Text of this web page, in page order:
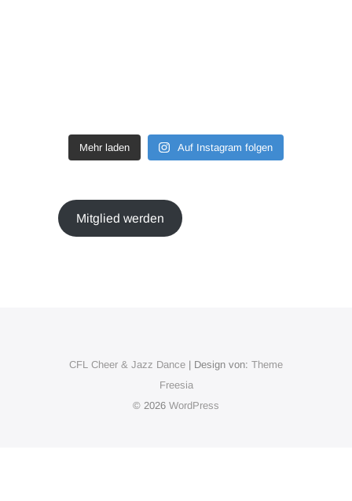
Mehr laden Auf Instagram folgen
Mitglied werden
CFL Cheer & Jazz Dance | Design von: Theme
Freesia
© 2026 WordPress